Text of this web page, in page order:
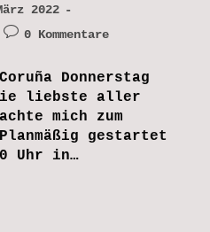
2022
Beitrags-
0 Kommentare
Donnerstag
liebste aller
mich zum
gestartet
Uhr in…